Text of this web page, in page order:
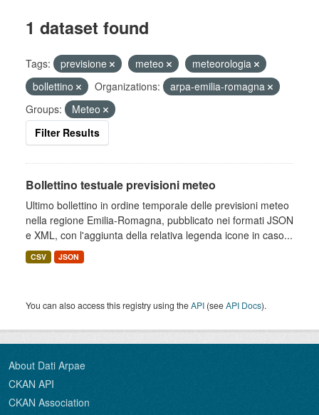
1 dataset found
Tags: previsione meteo
meteorologia
bollettino
Organizations:
arpa-emilia-romagna
Groups:
Meteo
Filter Results
Bollettino testuale previsioni meteo
Ultimo bollettino in ordine temporale delle previsioni meteo
nella regione Emilia-Romagna, pubblicato nei formati JSON
e XML, con l'aggiunta della relativa legenda icone in caso...
CSV JSON
You can also access this registry using theAPI (seeAPI Docs).
About Dati Arpae
CKAN API
CKAN Association